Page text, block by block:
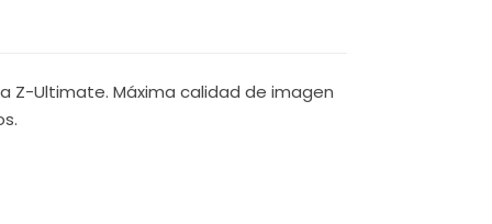
Z-Ultimate. Máxima calidad de imagen